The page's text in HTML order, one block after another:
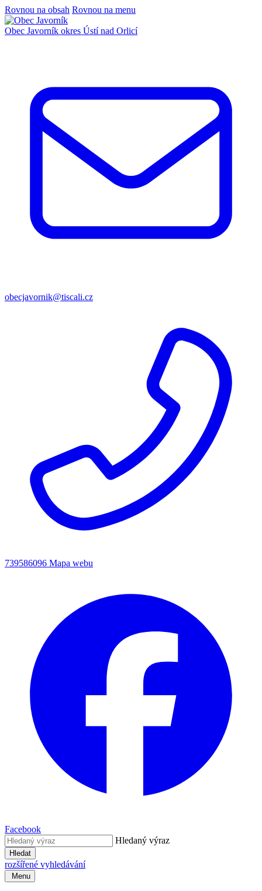
Rovnou na obsah Rovnou na menu
Obec Javorník okres Ústí nad Orlicí
obecjavornik@tiscali.cz
739586096 Mapa webu
Facebook
Hledaný výraz
Hledat
rozšířené vyhledávání
Menu